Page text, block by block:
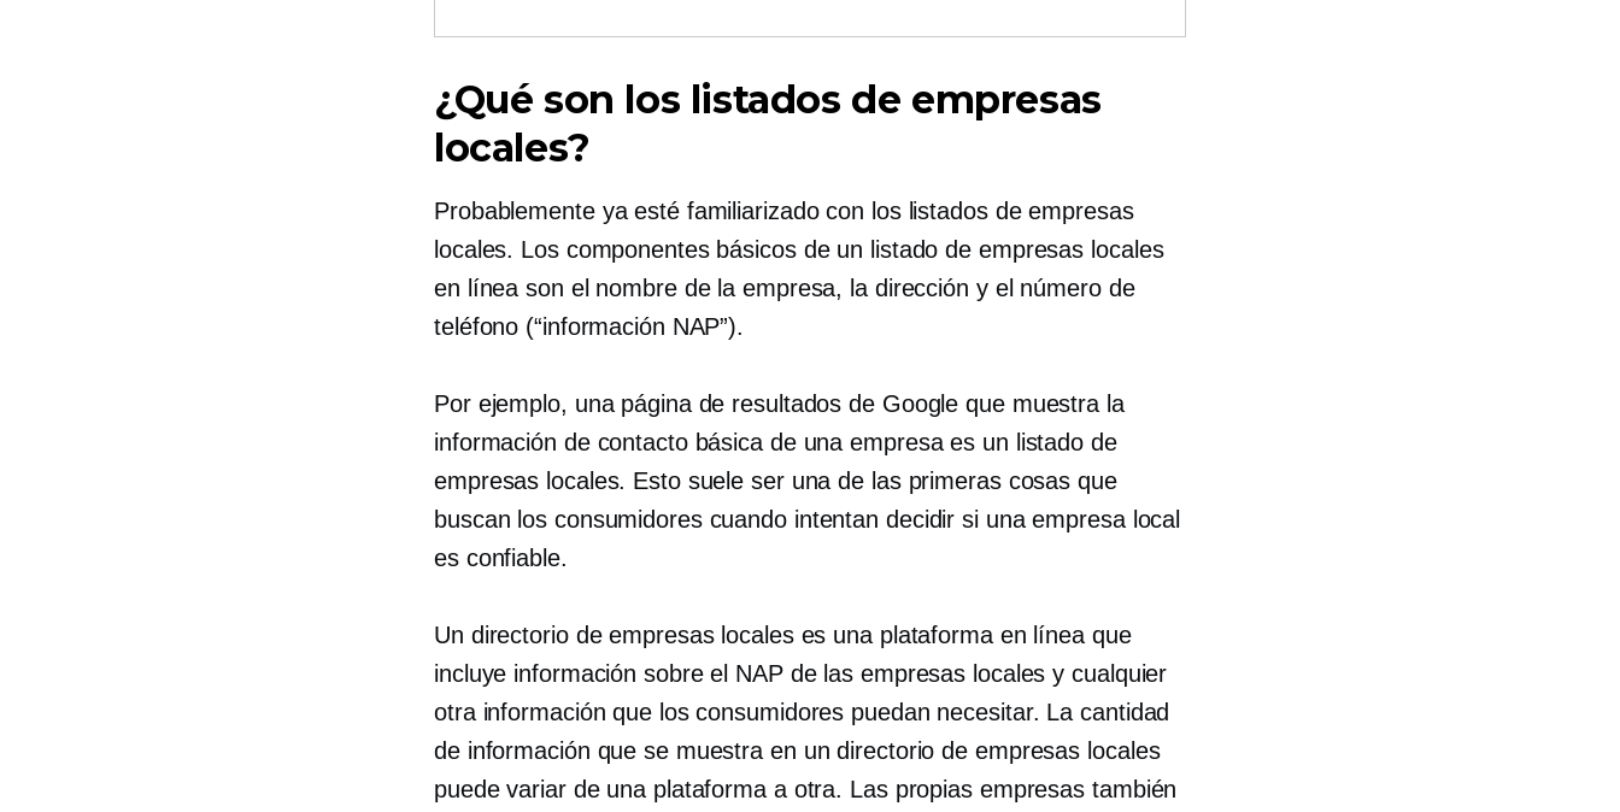
¿Qué son los listados de empresas
locales?
Probablemente ya esté familiarizado con los listados de empresas
locales. Los componentes básicos de un listado de empresas locales
en línea son el nombre de la empresa, la dirección y el número de
teléfono (“información NAP”).
Por ejemplo, una página de resultados de Google que muestra la
información de contacto básica de una empresa es un listado de
empresas locales. Esto suele ser una de las primeras cosas que
buscan los consumidores cuando intentan decidir si una empresa local
es confiable.
Un directorio de empresas locales es una plataforma en línea que
incluye información sobre el NAP de las empresas locales y cualquier
otra información que los consumidores puedan necesitar. La cantidad
de información que se muestra en un directorio de empresas locales
puede variar de una plataforma a otra. Las propias empresas también